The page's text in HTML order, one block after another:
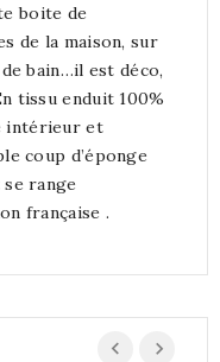
boite de
de la maison, sur
bain…il est déco,
tissu enduit 100%
intérieur et
coup d’éponge
range
française .